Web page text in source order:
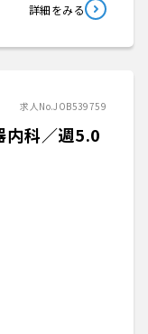
詳細をみる
求人No.JOB539759
内科／週5.0